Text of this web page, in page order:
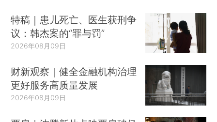
特稿｜患儿死亡、医生获刑争
议：韩杰案的“罪与罚”
2026年08月09日
财新观察｜健全金融机构治理
更好服务高质量发展
2026年08月09日